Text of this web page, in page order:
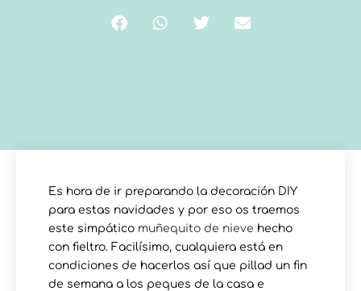
Es hora de ir preparando la decoración DIY
para estas navidades y por eso os traemos
este simpático muñequito de nieve hecho
con fieltro. Facilísimo, cualquiera está en
condiciones de hacerlos así que pillad un fin
de semana a los peques de la casa e